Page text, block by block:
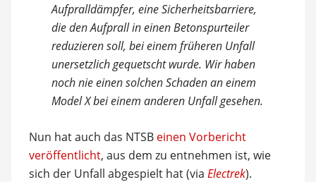
Aufpralldämpfer, eine Sicherheitsbarriere,
die den Aufprall in einen Betonspurteiler
reduzieren soll, bei einem früheren Unfall
unersetzlich gequetscht wurde. Wir haben
noch nie einen solchen Schaden an einem
Model X bei einem anderen Unfall gesehen.
Nun hat auch das NTSB einen Vorbericht
veröffentlicht, aus dem zu entnehmen ist, wie
sich der Unfall abgespielt hat (via Electrek).